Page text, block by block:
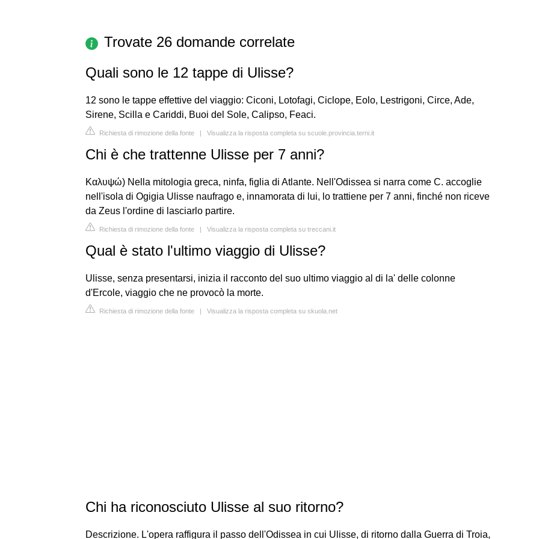
Trovate 26 domande correlate
Quali sono le 12 tappe di Ulisse?
12 sono le tappe effettive del viaggio: Ciconi, Lotofagi, Ciclope, Eolo, Lestrigoni, Circe, Ade,
Sirene, Scilla e Cariddi, Buoi del Sole, Calipso, Feaci.
Richiesta di rimozione della fonte | Visualizza la risposta completa su scuole.provincia.terni.it
Chi è che trattenne Ulisse per 7 anni?
Καλυψώ) Nella mitologia greca, ninfa, figlia di Atlante. Nell'Odissea si narra come C. accoglie
nell'isola di Ogigia Ulisse naufrago e, innamorata di lui, lo trattiene per 7 anni, finché non riceve
da Zeus l'ordine di lasciarlo partire.
Richiesta di rimozione della fonte | Visualizza la risposta completa su treccani.it
Qual è stato l'ultimo viaggio di Ulisse?
Ulisse, senza presentarsi, inizia il racconto del suo ultimo viaggio al di la' delle colonne
d'Ercole, viaggio che ne provocò la morte.
Richiesta di rimozione della fonte | Visualizza la risposta completa su skuola.net
Chi ha riconosciuto Ulisse al suo ritorno?
Descrizione. L'opera raffigura il passo dell'Odissea in cui Ulisse, di ritorno dalla Guerra di Troia,